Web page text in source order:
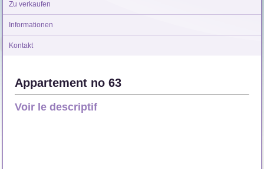
Zu verkaufen
Informationen
Kontakt
Appartement no 63
Voir le descriptif